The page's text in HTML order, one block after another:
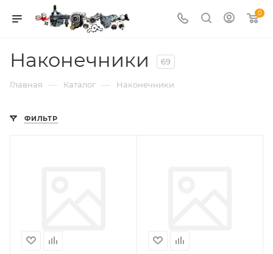
0
Наконечники 69
Главная — Каталог — Наконечники
ФИЛЬТР